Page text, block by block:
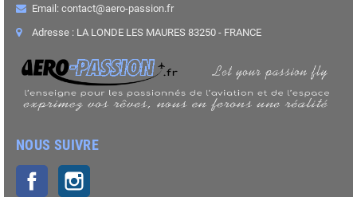
Email: contact@aero-passion.fr
Adresse : LA LONDE LES MAURES 83250 - FRANCE
NOUS SUIVRE
Facebook